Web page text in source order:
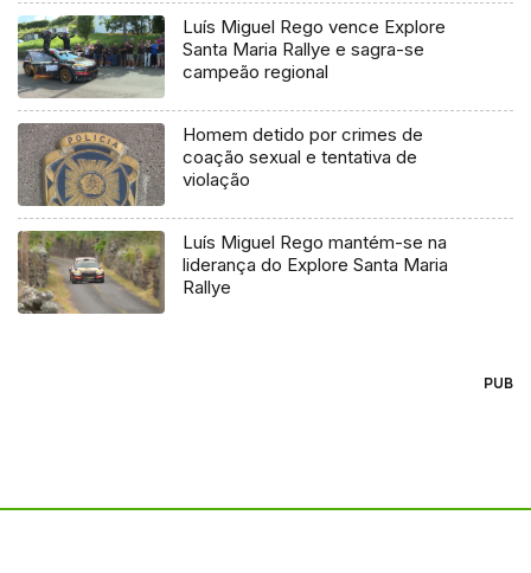
Luís Miguel Rego vence Explore
Santa Maria Rallye e sagra-se
campeão regional
Homem detido por crimes de
coação sexual e tentativa de
violação
Luís Miguel Rego mantém-se na
liderança do Explore Santa Maria
Rallye
PUB